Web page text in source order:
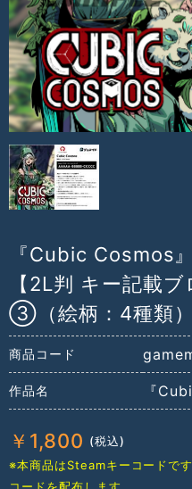
『Cubic Cosmos
【2L判 キー記載
③（絵柄：4種類）
商品コード
作品名 『
￥ 1,800
※本商品はSteamキーコードで
コードを配布します。